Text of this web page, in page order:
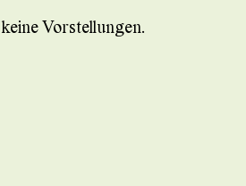
Vorstellungen.